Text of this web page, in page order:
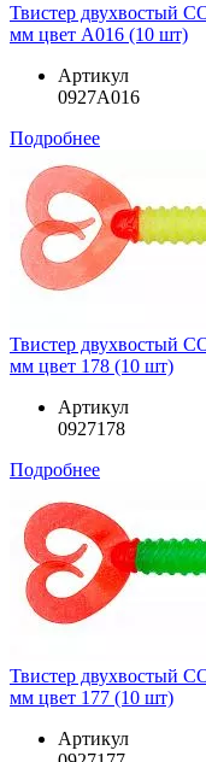
Твистер двухвостый
мм цвет A016 (10 шт)
Артикул
0927A016
Подробнее
Твистер двухвостый
мм цвет 178 (10 шт)
Артикул
0927178
Подробнее
Твистер двухвостый
мм цвет 177 (10 шт)
Артикул